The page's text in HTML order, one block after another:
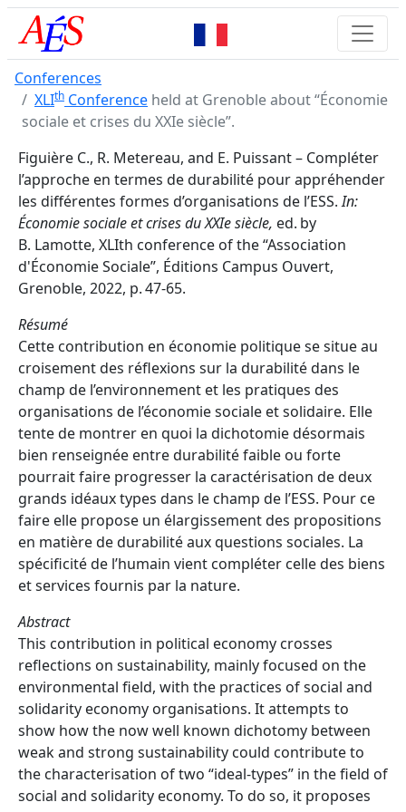
Conferences
XLIth Conference held at Grenoble about “Économie
sociale et crises du XXIe siècle”.
Figuière C., R. Metereau, and E. Puissant – Compléter
l’approche en termes de durabilité pour appréhender
les différentes formes d’organisations de l’ESS.In:
Économie sociale et crises du XXIe siècle, ed. by
B. Lamotte, XLIth conference of the “Association
d'Économie Sociale”, Éditions Campus Ouvert,
Grenoble, 2022, p. 47-65.
Résumé
Cette contribution en économie politique se situe au
croisement des réflexions sur la durabilité dans le
champ de l’environnement et les pratiques des
organisations de l’économie sociale et solidaire. Elle
tente de montrer en quoi la dichotomie désormais
bien renseignée entre durabilité faible ou forte
pourrait faire progresser la caractérisation de deux
grands idéaux types dans le champ de l’ESS. Pour ce
faire elle propose un élargissement des propositions
en matière de durabilité aux questions sociales. La
spécificité de l’humain vient compléter celle des biens
et services fournis par la nature.
Abstract
This contribution in political economy crosses
reflections on sustainability, mainly focused on the
environmental field, with the practices of social and
solidarity economy organisations. It attempts to
show how the now well known dichotomy between
weak and strong sustainability could contribute to
the characterisation of two “ideal-types” in the field of
social and solidarity economy. To do so, it proposes